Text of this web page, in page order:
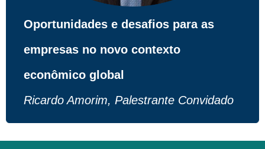
Oportunidades e desafios para as
empresas no novo contexto
econômico global
Ricardo Amorim, Palestrante Convidado